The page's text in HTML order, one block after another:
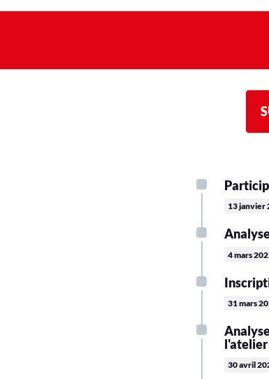
13 janvier
4 mars
31 mars
l'atelier
30 avril